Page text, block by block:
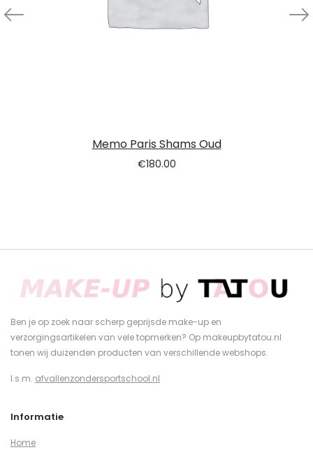
Memo Paris Shams Oud
€180.00
Ben je op zoek naar scherp geprijsde make-up en
verzorgingsartikelen van vele topmerken? Op makeupbytatou.nl
tonen wij duizenden producten van verschillende webshops.
I.s.m. afvallenzondersportschool.nl
Informatie
Home